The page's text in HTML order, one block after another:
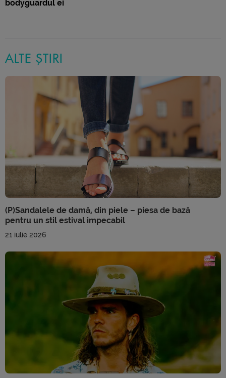
bodyguardul ei
ALTE ȘTIRI
(P)Sandalele de damă, din piele – piesa de bază
pentru un stil estival impecabil
21 iulie 2026